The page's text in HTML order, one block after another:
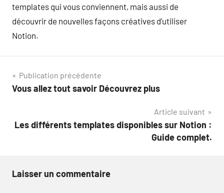
templates qui vous conviennent, mais aussi de
découvrir de nouvelles façons créatives d’utiliser
Notion.
Navigation
de
Publication précédente
Vous allez tout savoir Découvrez plus
Article suivant
Les différents templates disponibles sur Notion :
Guide complet.
Laisser un commentaire